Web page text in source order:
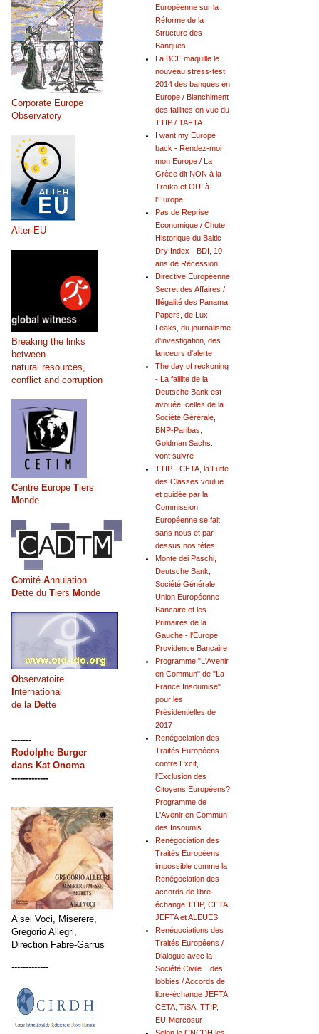
Européenne sur la
Réforme de la
Structure des
Banques
La BCE maquille le
nouveau stress-test
2014 des banques en
Europe / Blanchiment
des faillites en vue du
TTIP / TAFTA
I want my Europe
back - Rendez-moi
mon Europe / La
Grèce dit NON à la
Troïka et OUI à
l'Europe
Pas de Reprise
Economique / Chute
Historique du Baltic
Dry Index - BDI, 10
ans de Récession
Directive Européenne
Secret des Affaires /
Illégalité des Panama
Papers, de Lux
Leaks, du journalisme
d'investigation, des
lanceurs d'alerte
The day of reckoning
- La faillite de la
Deutsche Bank est
avouée, celles de la
Société Gérérale,
BNP-Paribas,
Goldman Sachs...
vont suivre
TTIP - CETA, la Lutte
des Classes voulue
et guidée par la
Commission
Européenne se fait
sans nous et par-
dessus nos têtes
Monte dei Paschi,
Deutsche Bank,
Société Générale,
Union Européenne
Bancaire et les
Primaires de la
Gauche - l'Europe
Providence Bancaire
Programme "L'Avenir
en Commun" de "La
France Insoumise"
pour les
Présidentielles de
2017
Renégociation des
Traités Européens
contre Excit,
l'Exclusion des
Citoyens Européens?
Programme de
L'Avenir en Commun
des Insoumis
Renégociation des
Traités Européens
impossible comme la
Renégociation des
accords de libre-
échange TTIP, CETA,
JEFTA et ALEUES
Renégociations des
Traités Européens /
Dialogue avec la
Société Civile... des
lobbies / Accords de
libre-échange JEFTA,
CETA, TiSA, TTIP,
EU-Mercosur
Corporate Europe
Observatory
Alter-EU
Breaking the links
between
natural resources,
conflict and corruption
Centre Europe Tiers
Monde
Comité Annulation
Dette du Tiers Monde
Observatoire
International
de la Dette
-------
Rodolphe Burger
dans Kat Onoma
-------------
A sei Voci, Miserere,
Gregorio Allegri,
Direction Fabre-Garrus
-------------